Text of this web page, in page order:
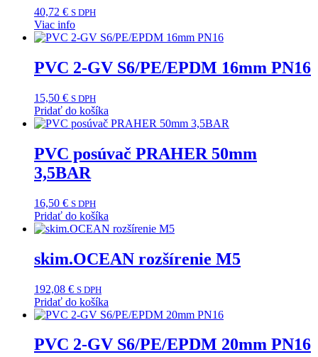
40,72 € S DPH
Viac info
PVC 2-GV S6/PE/EPDM 16mm PN16
15,50 € S DPH
Pridať do košíka
PVC posúvač PRAHER 50mm
3,5BAR
16,50 € S DPH
Pridať do košíka
skim.OCEAN rozšírenie M5
192,08 € S DPH
Pridať do košíka
PVC 2-GV S6/PE/EPDM 20mm PN16